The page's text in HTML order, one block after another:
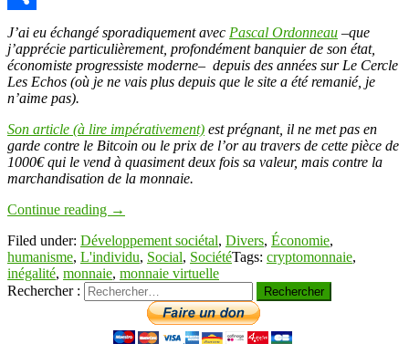
Link
Partager
J’ai eu échangé sporadiquement avec Pascal Ordonneau –que
j’apprécie particulièrement, profondément banquier de son état,
économiste progressiste moderne– depuis des années sur Le Cercle
Les Echos (où je ne vais plus depuis que le site a été remanié, je
n’aime pas).
Son article (à lire impérativement) est prégnant, il ne met pas en
garde contre le Bitcoin ou le prix de l’or au travers de cette pièce de
1000€ qui le vend à quasiment deux fois sa valeur, mais contre la
marchandisation de la monnaie.
Continue reading →
Filed under: Développement sociétal, Divers, Économie,
humanisme, L'individu, Social, SociétéTags: cryptomonnaie,
inégalité, monnaie, monnaie virtuelle
Rechercher :